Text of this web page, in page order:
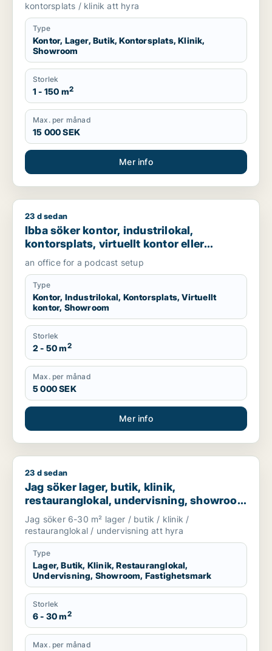
kontorsplats / klinik att hyra
Type
Kontor, Lager, Butik, Kontorsplats, Klinik,
Showroom
Storlek
1 - 150 m2
Max. per månad
15 000 SEK
Mer info
Ibba söker kontor, industrilokal, kontorsplats, virtuellt
23 d sedan
Ibba söker kontor, industrilokal,
kontorsplats, virtuellt kontor eller
showroom för uthyrning i
Hammarbyhamnen
an office for a podcast setup
Type
Kontor, Industrilokal, Kontorsplats, Virtuellt
kontor, Showroom
Storlek
2 - 50 m2
Max. per månad
5 000 SEK
Mer info
Jag söker lager, butik, klinik, restauranglokal,
23 d sedan
Jag söker lager, butik, klinik,
restauranglokal, undervisning, showroom
eller fastighetsmark för uthyrning i
Lundby, Göteborg eller Askim-Frölunda-
Högsbo m.fl.
Jag söker 6-30 m² lager / butik / klinik /
restauranglokal / undervisning att hyra
Type
Lager, Butik, Klinik, Restauranglokal,
Undervisning, Showroom, Fastighetsmark
Storlek
6 - 30 m2
Max. per månad